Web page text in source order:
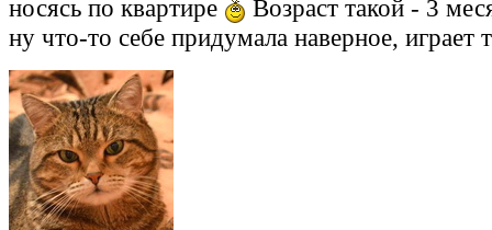
носясь по квартире
Возраст такой - 3
ну что-то себе придумала наверное, играет